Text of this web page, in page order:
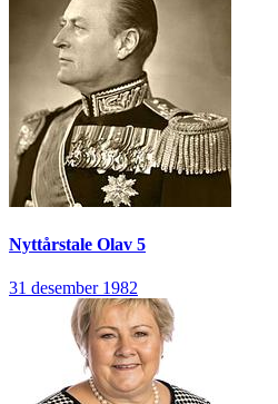
Nyttårstale Olav 5
31 desember 1982